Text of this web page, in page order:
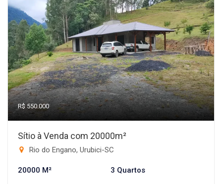
R$ 550.000
Sítio à Venda com 20000m²
Rio do Engano, Urubici-SC
20000 M² 3 Quartos